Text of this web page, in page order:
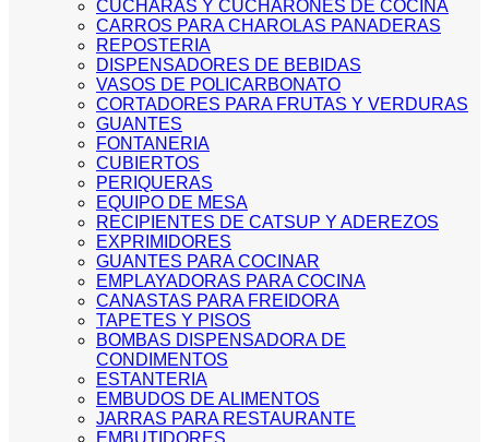
CUCHARAS Y CUCHARONES DE COCINA
CARROS PARA CHAROLAS PANADERAS
REPOSTERIA
DISPENSADORES DE BEBIDAS
VASOS DE POLICARBONATO
CORTADORES PARA FRUTAS Y VERDURAS
GUANTES
FONTANERIA
CUBIERTOS
PERIQUERAS
EQUIPO DE MESA
RECIPIENTES DE CATSUP Y ADEREZOS
EXPRIMIDORES
GUANTES PARA COCINAR
EMPLAYADORAS PARA COCINA
CANASTAS PARA FREIDORA
TAPETES Y PISOS
BOMBAS DISPENSADORA DE
CONDIMENTOS
ESTANTERIA
EMBUDOS DE ALIMENTOS
JARRAS PARA RESTAURANTE
EMBUTIDORES